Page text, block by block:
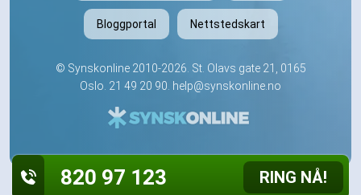
Bloggportal Nettstedskart
© Synskonline2010-2026. St. Olavs gate 21, 0165
Oslo. 21 49 20 90. help@synskonline.no
820 97 123 RING NÅ!